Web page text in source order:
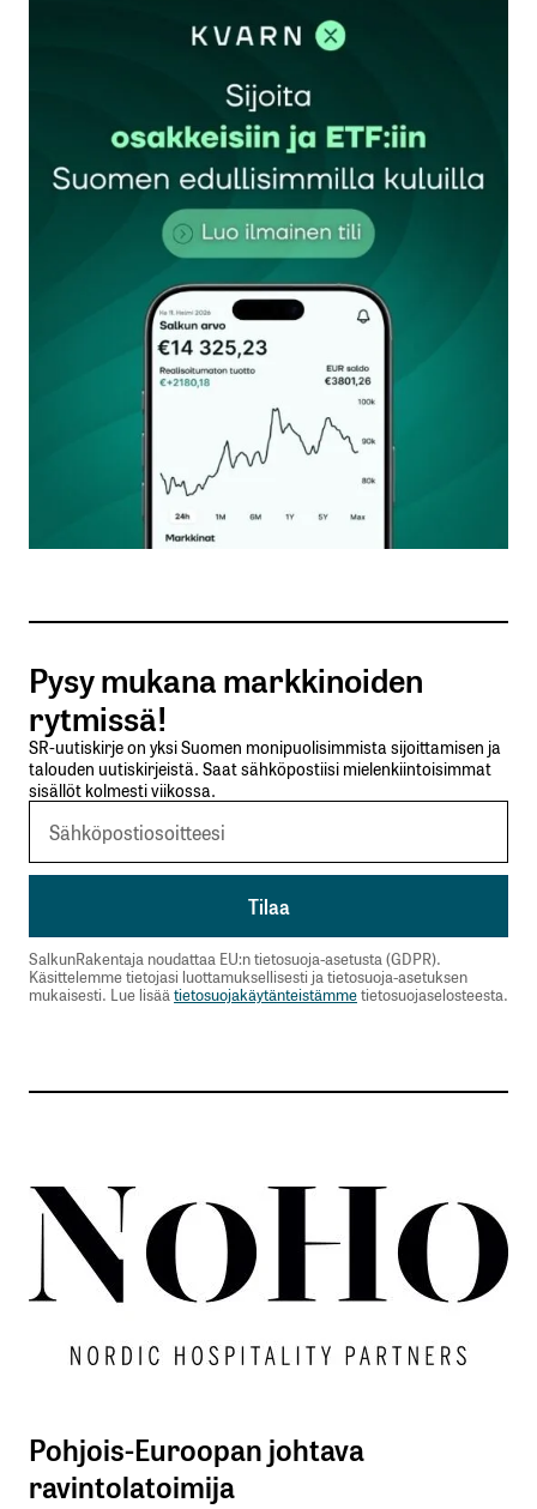
rekisteröityä
Sähköpostiosoitettasi ei julkaista.Pakolliset
kentät on merkitty*
Kommentti*
Nimesi tai nimimerkkisi
Sähköpostiosoitteesi
Tilaa SalkunRakentajan uutiskirje
Lähetä kommentti
Pysy mukana markkinoiden
rytmissä!
SR-uutiskirje on yksi Suomen monipuolisimmista sijoittamisen ja
talouden uutiskirjeistä. Saat sähköpostiisi mielenkiintoisimmat
sisällöt kolmesti viikossa.
SalkunRakentaja noudattaa EU:n tietosuoja-asetusta (GDPR).
Käsittelemme tietojasi luottamuksellisesti ja tietosuoja-asetuksen
mukaisesti. Lue lisää tietosuojakäytänteistämmetietosuojaselosteesta.
Pohjois-Euroopan johtava
ravintolatoimija